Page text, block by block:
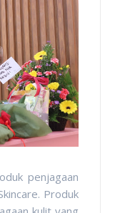
penjagaan
Produk